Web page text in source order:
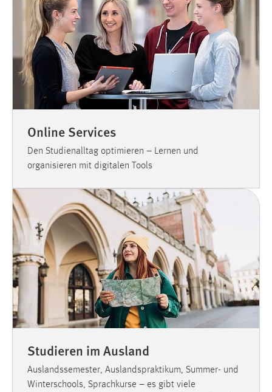
Online Services
Den Studienalltag optimieren – Lernen und
organisieren mit digitalen Tools
Studieren im Ausland
Auslandssemester, Auslandspraktikum, Summer- und
Winterschools, Sprachkurse – es gibt viele